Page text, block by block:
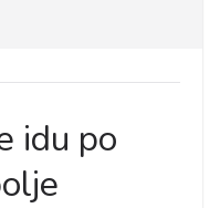
idu po